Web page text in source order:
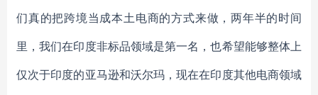
们真的把跨境当成本土电商的方式来做，两年半的时间
里，我们在印度非标品领域是第一名，也希望能够整体上
仅次于印度的亚马逊和沃尔玛，现在在印度其他电商领域